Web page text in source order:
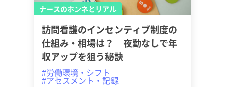
ナースのホンネとリアル
訪問看護のインセンティブ制度の
仕組み・相場は？ 夜勤なしで年
収アップを狙う秘訣
#労働環境・シフト
#アセスメント・記録